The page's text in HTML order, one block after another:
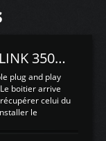
Test du boitier LINK 350Z Plugin ECU
plug and play
boitier arrive
celui du
le